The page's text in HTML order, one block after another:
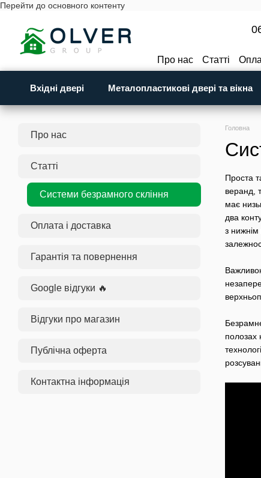
Перейти до основного контенту
Про нас Статті
Відгуки про магазин
Вхідні двері Металопластикові двері та вікна
Головна
Проста
веранд,
має
два
з
полозах
Про нас
Статті
Системи безрамного скління
Оплата і доставка
Гарантія та повернення
Google відгуки 🔥
Відгуки про магазин
Публічна оферта
Контактна інформація